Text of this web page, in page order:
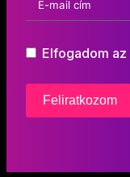
Elfogadom az
Feliratkozom